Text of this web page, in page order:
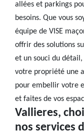
allées et parkings
besoins. Que vous
équipe de VISE
offrir des solutions
et un souci du détail,
votre propriété une
pour embellir votre
et faites de vos
Vallieres,
nos services